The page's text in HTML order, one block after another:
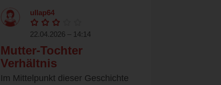
ullap64
22.04.2026 – 14:14
Mutter-Tochter
Verhältnis
Im Mittelpunkt dieser Geschichte